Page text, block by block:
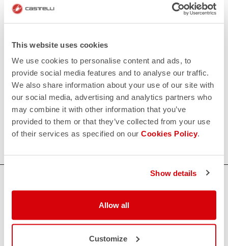
This website uses cookies
We use cookies to personalise content and ads, to
provide social media features and to analyse our traffic.
We also share information about your use of our site with
our social media, advertising and analytics partners who
may combine it with other information that you’ve
provided to them or that they’ve collected from your use
of their services as specified on our Cookies Policy.
Show details
Allow all
Customize
• Reduced seaming for maximum aerodynamics;
flapping in the wind;
• Extra-long legs with flat leg endings with PU grip
elastic on the inside.
500€/piece. Minimum order: 10 pieces.
Do you need more information? Contact us at
Wenn Sie Zweifel haben oder Unterstützung brauchen, keine